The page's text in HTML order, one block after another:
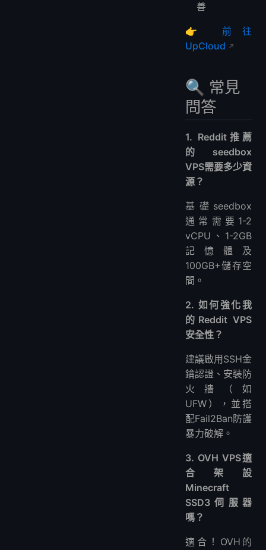
善
👉 前往
UpCloud
🔍 常見
問答
1. Reddit推薦
的seedbox
VPS需要多少資
源？
基礎seedbox
通常需要1-2
vCPU、1-2GB
記憶體及
100GB+儲存空
間。
2. 如何強化我
的Reddit VPS
安全性？
建議啟用SSH金
鑰認證、安裝防
火牆（如
UFW），並搭
配Fail2Ban防護
暴力破解。
3. OVH VPS適
合架設
Minecraft
SSD3伺服器
嗎？
適合！OVH的